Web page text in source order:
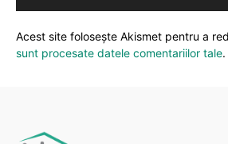
Acest site folosește Akismet pentru a
sunt procesate datele comentariilor tale.